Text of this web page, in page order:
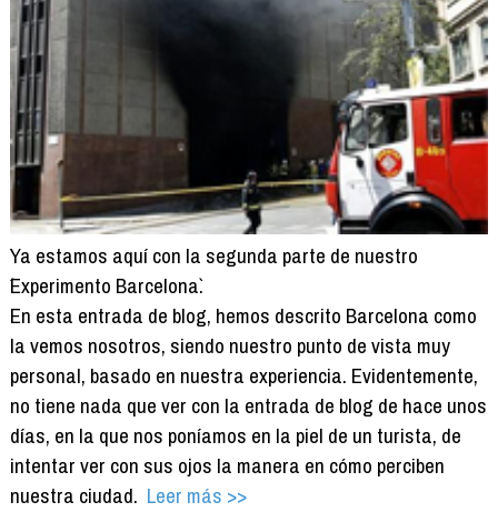
Ya estamos aquí con la segunda parte de nuestro
´Experimento Barcelona`.
En esta entrada de blog, hemos descrito Barcelona como
la vemos nosotros, siendo nuestro punto de vista muy
personal, basado en nuestra experiencia. Evidentemente,
no tiene nada que ver con la entrada de blog de hace unos
días, en la que nos poníamos en la piel de un turista, de
intentar ver con sus ojos la manera en cómo perciben
nuestra ciudad. Leer más >>